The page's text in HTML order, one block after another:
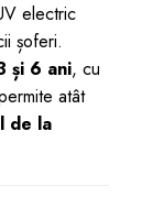
electric
șoferi.
și 6 ani, cu
atât
de la